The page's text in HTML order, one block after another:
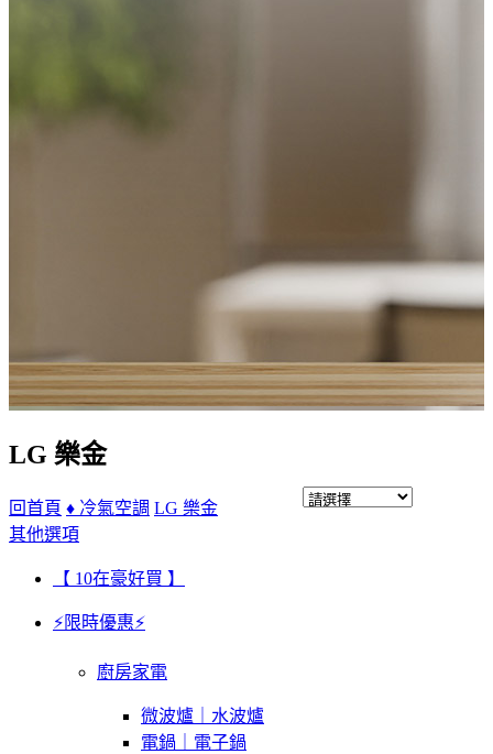
LG 樂金
回首頁 ♦ 冷氣空調 LG 樂金
其他選項
【 10在豪好買 】
⚡限時優惠⚡
廚房家電
微波爐｜水波爐
電鍋｜電子鍋